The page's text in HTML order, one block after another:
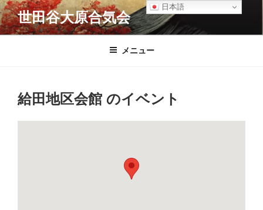
コ
ン
テ
世田谷大原合気会
メニュー
給田地区会館 のイベント
日本語